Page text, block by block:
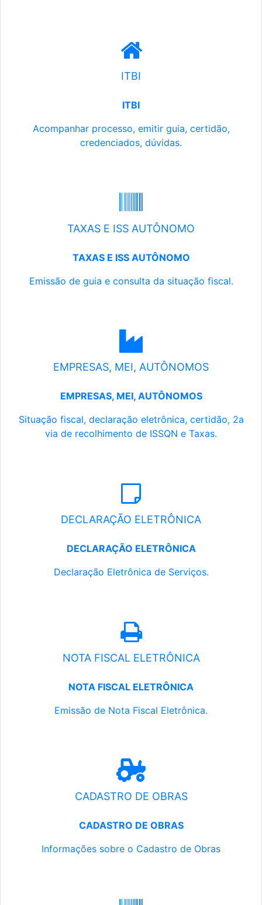
ITBI
ITBI
Acompanhar processo, emitir guia, certidão,
credenciados, dúvidas.
TAXAS E ISS AUTÔNOMO
TAXAS E ISS AUTÔNOMO
Emissão de guia e consulta da situação fiscal.
EMPRESAS, MEI, AUTÔNOMOS
EMPRESAS, MEI, AUTÔNOMOS
Situação fiscal, declaração eletrônica, certidão, 2a
via de recolhimento de ISSQN e Taxas.
DECLARAÇÃO ELETRÔNICA
DECLARAÇÃO ELETRÔNICA
Declaração Eletrônica de Serviços.
NOTA FISCAL ELETRÔNICA
NOTA FISCAL ELETRÔNICA
Emissão de Nota Fiscal Eletrônica.
CADASTRO DE OBRAS
CADASTRO DE OBRAS
Informações sobre o Cadastro de Obras